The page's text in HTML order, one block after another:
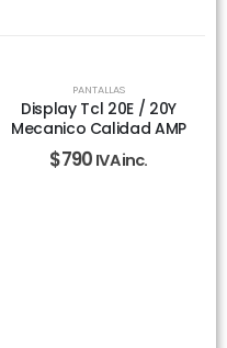
PANTALLAS
Display Tcl 20E / 20Y
Mecanico Calidad AMP
$790 IVA inc.